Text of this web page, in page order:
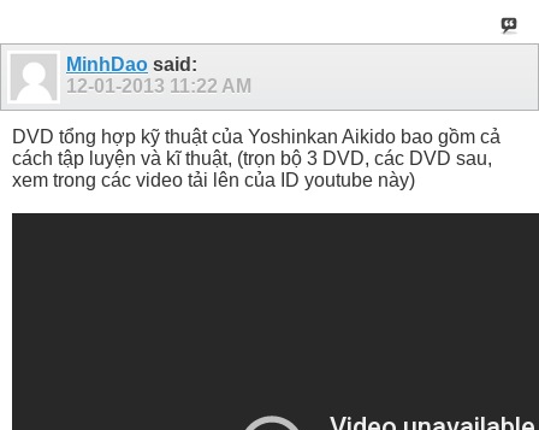
MinhDao said:
12-01-2013 11:22 AM
DVD tổng hợp kỹ thuật của Yoshinkan Aikido bao gồm cả
cách tập luyện và kĩ thuật, (trọn bộ 3 DVD, các DVD sau,
xem trong các video tải lên của ID youtube này)